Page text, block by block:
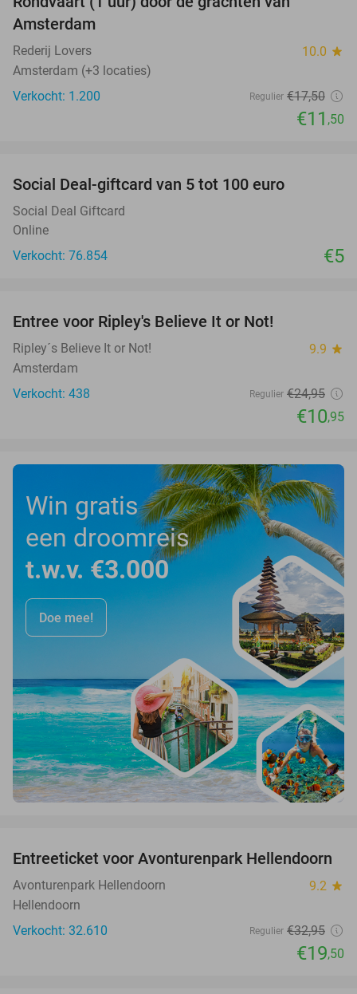
Amsterdam
Rederij Lovers 10.0 star
Amsterdam (+3 locaties)
Verkocht: 1.200
Regulier €17,50
€11 ,50
Social Deal-giftcard van 5 tot 100 euro
Social Deal Giftcard
Online
Verkocht: 76.854
€5
Entree voor Ripley's Believe It or Not!
Ripley´s Believe It or Not! 9.9 star
Amsterdam
Verkocht: 438
Regulier €24,95
€10,95
Win gratis
een droomreis
t.w.v. €3.000
Doe mee!
41%
Entreeticket voor Avonturenpark Hellendoorn
Avonturenpark Hellendoorn 9.2 star
Hellendoorn
Verkocht: 32.610
Regulier €32,95
€19,50